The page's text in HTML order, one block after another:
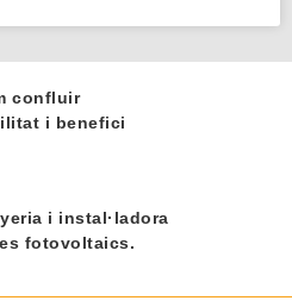
confluir
i benefici
i instal·ladora
fotovoltaics.